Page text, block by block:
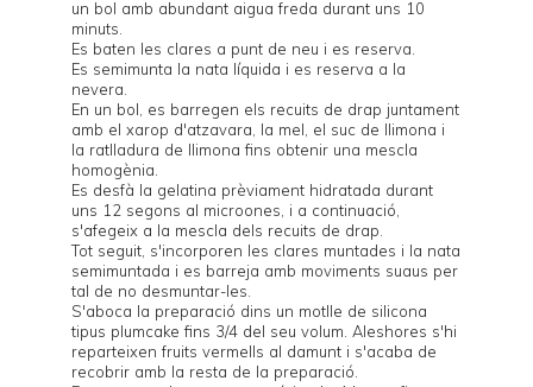
un bol amb abundant aigua freda durant uns 10
minuts.
Es baten les clares a punt de neu i es reserva.
Es semimunta la nata líquida i es reserva a la
nevera.
En un bol, es barregen els recuits de drap juntament
amb el xarop d'atzavara, la mel, el suc de llimona i
la ratlladura de llimona fins obtenir una mescla
homogènia.
Es desfà la gelatina prèviament hidratada durant
uns 12 segons al microones, i a continuació,
s'afegeix a la mescla dels recuits de drap.
Tot seguit, s'incorporen les clares muntades i la nata
semimuntada i es barreja amb moviments suaus per
tal de no desmuntar-les.
S'aboca la preparació dins un motlle de silicona
tipus plumcake fins 3/4 del seu volum. Aleshores s'hi
reparteixen fruits vermells al damunt i s'acaba de
recobrir amb la resta de la preparació.